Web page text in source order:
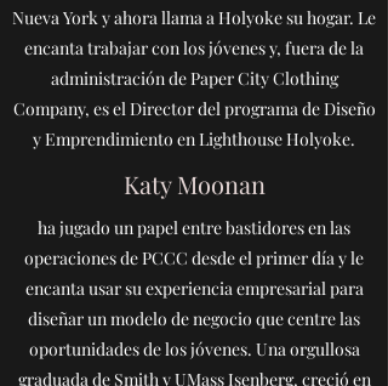
Nueva York y ahora llama a Holyoke su hogar. Le
encanta trabajar con los jóvenes y, fuera de la
administración de Paper City Clothing
Company, es el Director del programa de Diseño
y Emprendimiento en Lighthouse Holyoke.
Katy Moonan
ha jugado un papel entre bastidores en las
operaciones de PCCC desde el primer día y le
encanta usar su experiencia empresarial para
diseñar un modelo de negocio que centre las
oportunidades de los jóvenes. Una orgullosa
graduada de Smith y UMass Isenberg, creció en